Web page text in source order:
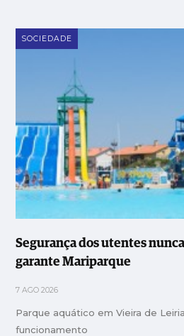
SOCIEDADE
Segurança dos utentes
garante Mariparque
7 AGO 2026
Parque aquático em Vieira de
funcionamento